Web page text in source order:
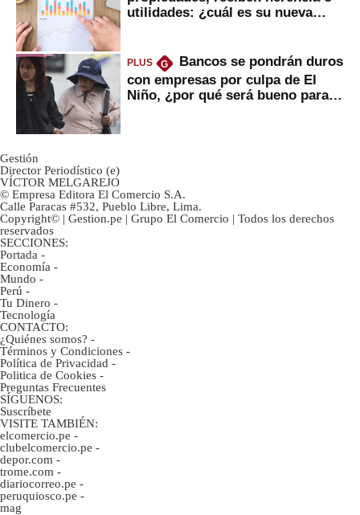
utilidades: ¿cuál es su nueva
PLUS G
Bancos se pondrán duros
con empresas por culpa de El
Niño, ¿por qué será bueno para
Gestión
Director Periodístico (e)
VÍCTOR MELGAREJO
© Empresa Editora El Comercio S.A.
Calle Paracas #532, Pueblo Libre, Lima.
Copyright© | Gestion.pe | Grupo El Comercio | Todos los derechos
reservados
SECCIONES:
Portada -
Economía -
Mundo -
Perú -
Tu Dinero -
Tecnología
CONTACTO:
¿Quiénes somos? -
Términos y Condiciones -
Política de Privacidad -
Politica de Cookies -
Preguntas Frecuentes
SÍGUENOS:
Suscríbete
VISITE TAMBIÉN:
elcomercio.pe -
clubelcomercio.pe -
depor.com -
trome.com -
diariocorreo.pe -
peruquiosco.pe -
mag